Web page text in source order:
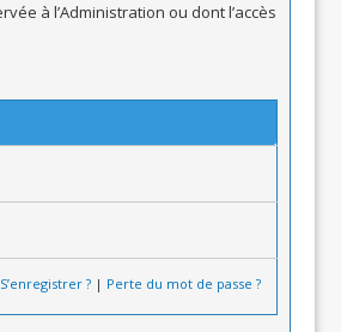
à l’Administration ou dont l’accès
S’enregistrer ? | Perte du mot de passe ?